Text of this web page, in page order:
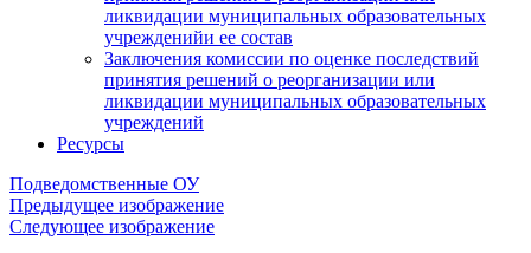
ликвидации муниципальных образовательных
учрежденийи ее состав
Заключения комиссии по оценке последствий
принятия решений о реорганизации или
ликвидации муниципальных образовательных
учреждений
Ресурсы
Подведомственные ОУ
Предыдущее изображение
Следующее изображение